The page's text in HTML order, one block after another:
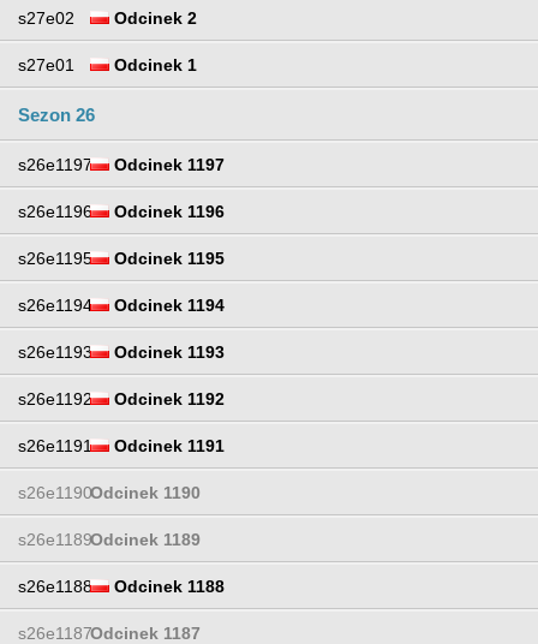
s27e02 Odcinek 2
s27e01 Odcinek 1
Sezon 26
s26e1197 Odcinek 1197
s26e1196 Odcinek 1196
s26e1195 Odcinek 1195
s26e1194 Odcinek 1194
s26e1193 Odcinek 1193
s26e1192 Odcinek 1192
s26e1191 Odcinek 1191
s26e1190Odcinek 1190
s26e1189Odcinek 1189
s26e1188 Odcinek 1188
s26e1187Odcinek 1187